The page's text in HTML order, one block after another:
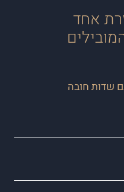
אחד
שדות חובה